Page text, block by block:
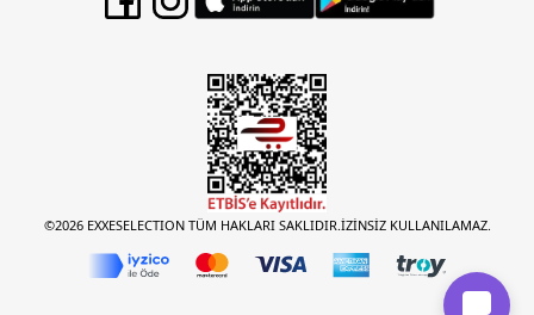
©2026 EXXESELECTION TÜM HAKLARI SAKLIDIR.İZİNSİZ KULLANILAMAZ.